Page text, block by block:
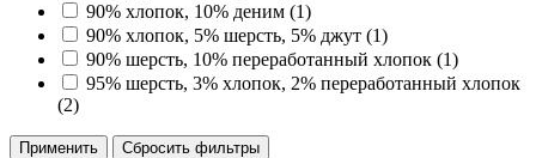
90% хлопок, 10% деним (1)
90% хлопок, 5% шерсть, 5% джут (1)
90% шерсть, 10% переработанный хлопок (1)
95% шерсть, 3% хлопок, 2% переработанный хлопок
(2)
Применить Сбросить фильтры